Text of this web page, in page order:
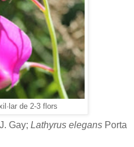
de 2-3 flors
Gay; Lathyrus elegans Porta